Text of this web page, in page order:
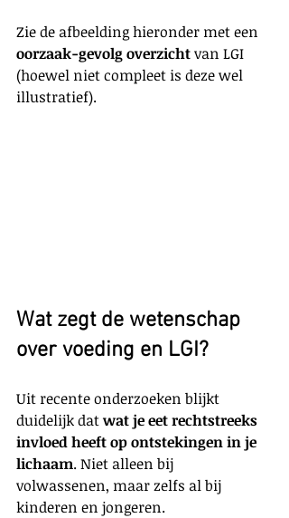
Zie de afbeelding hieronder met een
oorzaak-gevolg overzicht van LGI
(hoewel niet compleet is deze wel
illustratief).
Wat zegt de wetenschap
over voeding en LGI?
Uit recente onderzoeken blijkt
duidelijk dat wat je eet rechtstreeks
invloed heeft op ontstekingen in je
lichaam. Niet alleen bij
volwassenen, maar zelfs al bij
kinderen en jongeren.